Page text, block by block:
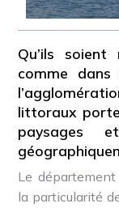
Qu’ils
comme
littoraux
paysages
Le
la particularité